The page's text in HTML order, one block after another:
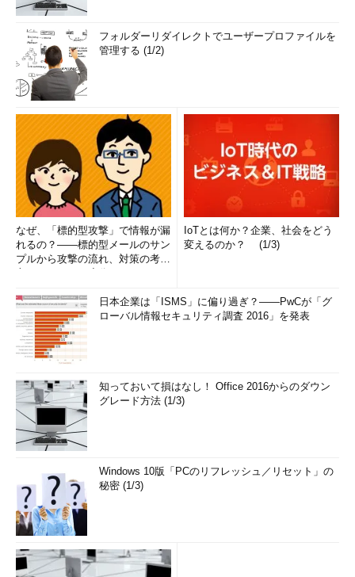
フォルダーリダイレクトでユーザープロファイルを
管理する (1/2)
なぜ、「標的型攻撃」で情報が漏
れるの？――標的型メールのサン
プルから攻撃の流れ、対策の考え
IoTとは何か？企業、社会をどう
変えるのか？ (1/3)
日本企業は「ISMS」に偏り過ぎ？――PwCが「グ
ローバル情報セキュリティ調査 2016」を発表
知っておいて損はなし！ Office 2016からのダウン
グレード方法 (1/3)
Windows 10版「PCのリフレッシュ／リセット」の
秘密 (1/3)